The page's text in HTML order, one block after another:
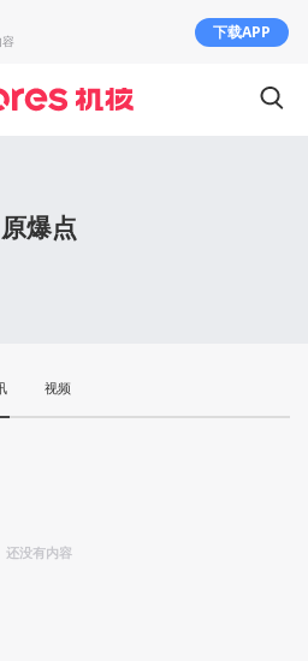
原爆点
视频
还没有内容
下载APP